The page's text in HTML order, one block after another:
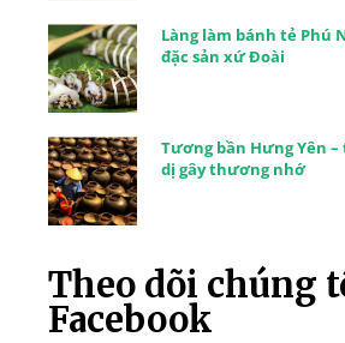
Làng làm bánh tẻ Phú
đặc sản xứ Đoài
Tương bần Hưng Yên
dị gây thương nhớ
Theo dõi chúng
Facebook